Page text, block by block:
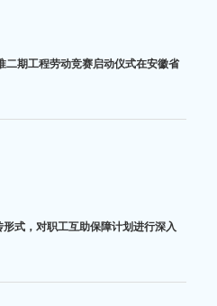
期工程劳动竞赛启动仪式在安徽省
式，对职工互助保障计划进行深入